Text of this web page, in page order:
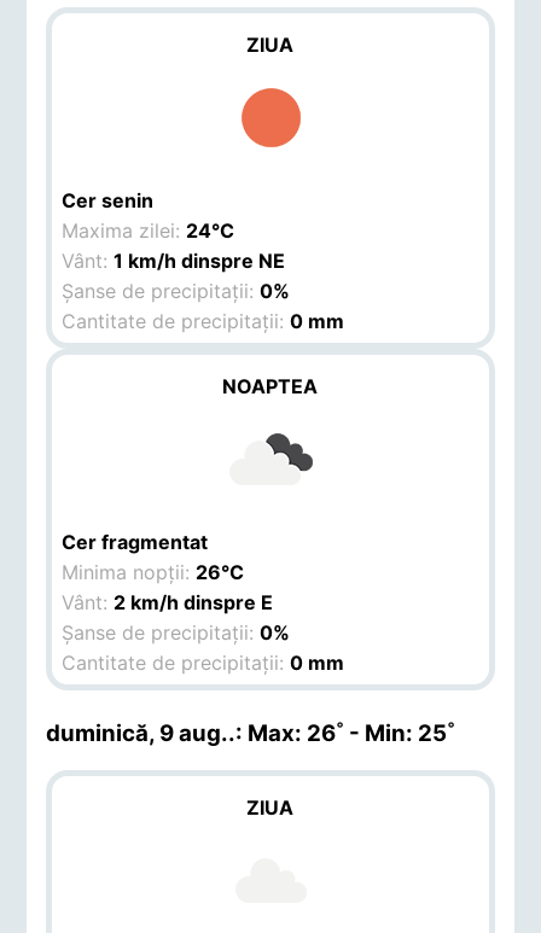
ZIUA
Cer senin
Maxima zilei: 24°C
Vânt:1 km/h dinspre NE
Șanse de precipitații:0%
Cantitate de precipitații:0 mm
NOAPTEA
Cer fragmentat
Minima nopții: 26°C
Vânt: 2 km/h dinspre E
Șanse de precipitații:0%
Cantitate de precipitații:0 mm
duminică, 9 aug..: Max: 26˚ - Min: 25˚
ZIUA